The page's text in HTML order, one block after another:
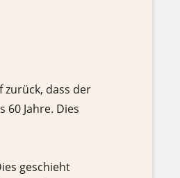
dass der
Jahre. Dies
geschieht